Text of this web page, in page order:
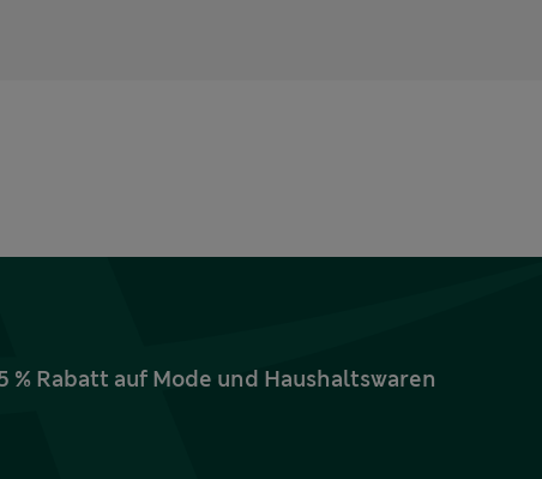
Rabatt auf Mode und Haushaltswaren